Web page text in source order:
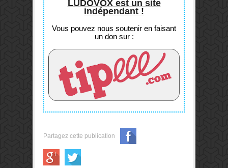
LUDOVOX est un site
indépendant !
Vous pouvez nous soutenir en faisant
un don sur :
Partagez cette publication